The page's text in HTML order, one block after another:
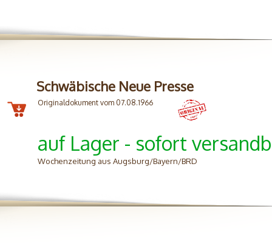
Schwäbische Neue Presse
Originaldokument vom 07.08.1966
auf Lager - sofort
Wochenzeitung aus Augsburg/Bayern/BRD